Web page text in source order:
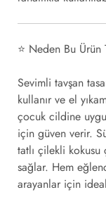
⭐ Neden Bu Ürün
Sevimli tavşan
kullanır ve el
çocuk cildine
için güven verir.
tatlı çilekli kokusu
sağlar. Hem
arayanlar için